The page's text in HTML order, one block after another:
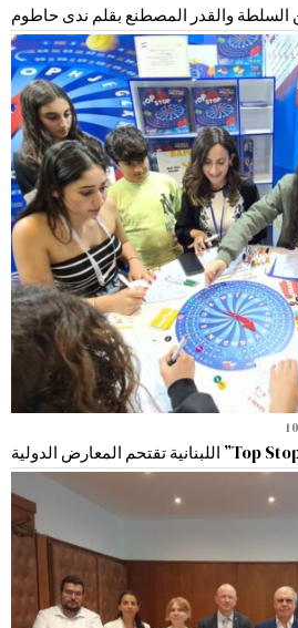
السلطة والقدر المصطنع بقلم ندى حاطوم